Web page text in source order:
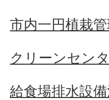
市内一円植栽
クリーンセン
給食場排水設